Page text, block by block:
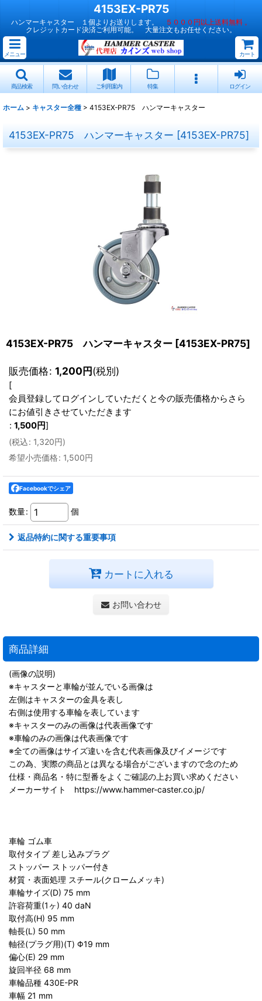
4153EX-PR75
ハンマーキャスター １個よりお送りします。
５０００円以上送料無料 。
クレジットカード決済ご利用可能。 大量注文もお任せください。
メニュー カート
商品検索 問い合わせ ご利用案内 特集 ログイン
ホーム > キャスター全種 > 4153EX-PR75 ハンマーキャスター
4153EX-PR75 ハンマーキャスター [4153EX-PR75]
4153EX-PR75 ハンマーキャスター [4153EX-PR75]
販売価格: 1,200円(税別)
[
会員登録してログインしていただくと今の販売価格からさら
にお値引きさせていただきます
: 1,500円]
(税込: 1,320円)
希望小売価格: 1,500円
Facebookでシェア
数量: 個
返品特約に関する重要事項
カートに入れる
お問い合わせ
商品詳細
(画像の説明)
※キャスターと車輪が並んでいる画像は
左側はキャスターの金具を表し
右側は使用する車輪を表しています
※キャスターのみの画像は代表画像です
※車輪のみの画像は代表画像です
※全ての画像はサイズ違いを含む代表画像及びイメージです
この為、実際の商品とは異なる場合がございますので念のため
仕様・商品名・特に型番をよくご確認の上お買い求めください
メーカーサイト https://www.hammer-caster.co.jp/
車輪 ゴム車
取付タイプ 差し込みプラグ
ストッパー ストッパー付き
材質・表面処理 スチール(クロームメッキ)
車輪サイズ(D) 75 mm
許容荷重(1ヶ) 40 daN
取付高(H) 95 mm
軸長(L) 50 mm
軸径(プラグ用)(T) Φ19 mm
偏心(E) 29 mm
旋回半径 68 mm
車輪品種 430E-PR
車幅 21 mm